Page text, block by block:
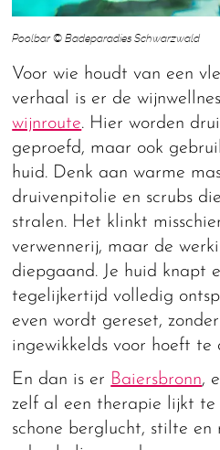
Poolbar © Badeparadies Schwarzwald
Voor wie houdt van een
verhaal is er de
wijnroute. Hier worden
geproefd, maar ook
huid. Denk aan warme
druivenpitolie en scrubs
stralen. Het klinkt
verwennerij, maar de
diepgaand. Je huid knapt
tegelijkertijd volledig
even wordt gereset,
ingewikkelds voor hoeft te
En dan is er Baiersbronn,
zelf al een therapie lijkt te
schone berglucht, stilte